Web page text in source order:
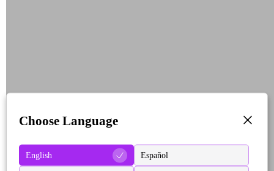
Choose Language
English Español